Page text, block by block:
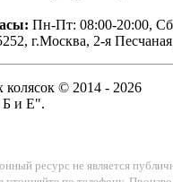
Пн-Пт: 08:00-20:00,
г.Москва, 2-я
колясок © 2014 - 2026
и Е".
ресурс не является